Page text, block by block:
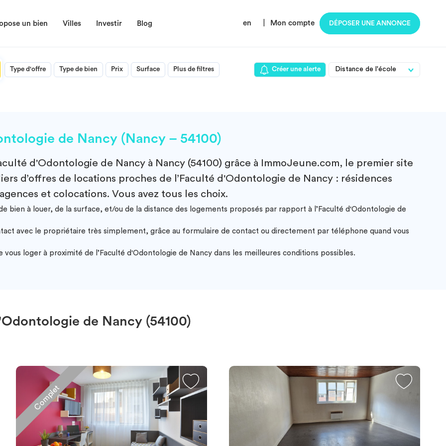
un bien Villes Investir Blog en Mon compte DÉPOSER UNE ANNONCE
Type d'offre Type de bien Prix Surface Plus de filtres Créer une alerte
de Nancy (Nancy – 54100)
d'Odontologie de Nancy à Nancy (54100) grâce à ImmoJeune.com, le premier site
d’offres de locations proches de l’Faculté d'Odontologie de Nancy : résidences
et colocations. Vous avez tous les choix.
bien à louer, de la surface, et/ou de la distance des logements proposés par rapport à l’Faculté d'Odontologie de
avec le propriétaire très simplement, grâce au formulaire de contact ou directement par téléphone quand vous
loger à proximité de l’Faculté d'Odontologie de Nancy dans les meilleures conditions possibles.
de Nancy (54100)
Complet